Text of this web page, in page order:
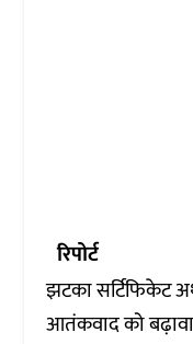
रिपोर्ट
झटका सर्टिफिकेट
आतंकवाद को